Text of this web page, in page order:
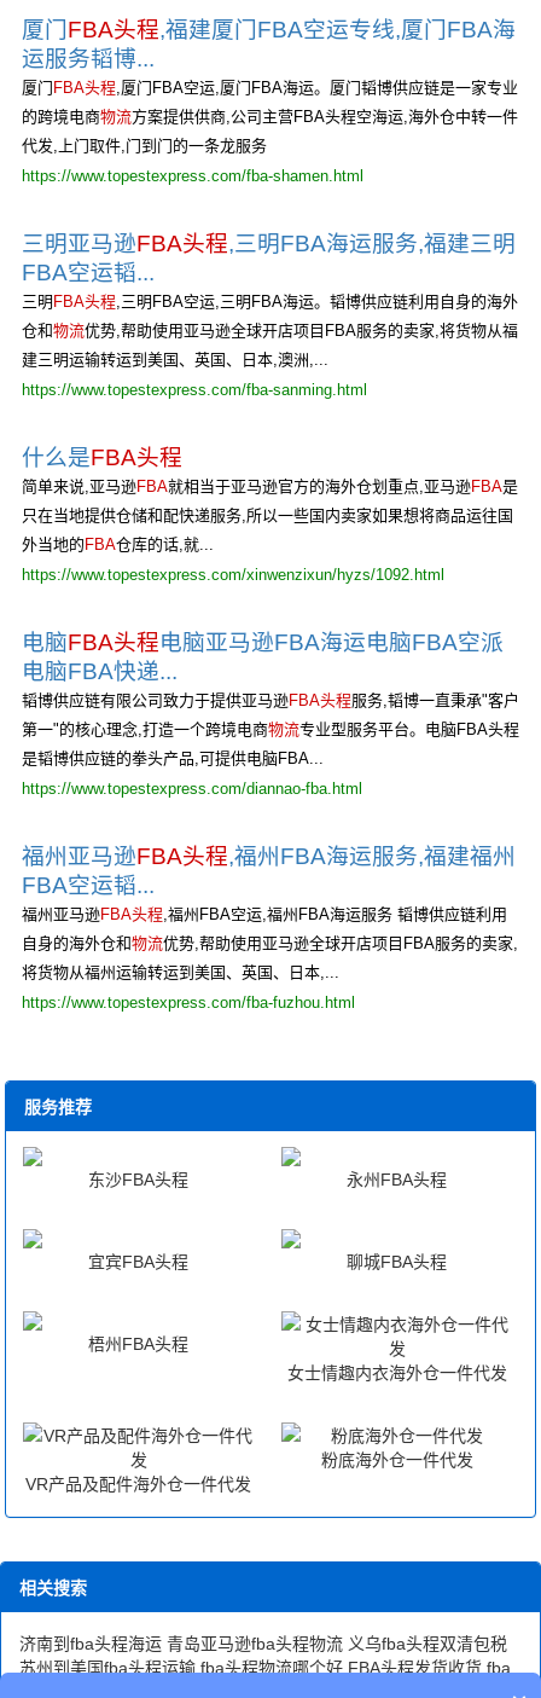
厦门FBA头程,福建厦门FBA空运专线,厦门FBA海
运服务韬博...
厦门 FBA头程,厦门FBA空运,厦门FBA海运。厦门韬博供应链是一家专业
的跨境电商物流方案提供供商,公司主营FBA头程空海运,海外仓中转一件
代发,上门取件,门到门的一条龙服务
https://www.topestexpress.com/fba-shamen.html
三明亚马逊FBA头程,三明FBA海运服务,福建三明
FBA空运韬...
三明 FBA头程,三明FBA空运,三明FBA海运。韬博供应链利用自身的海外
仓和物流优势,帮助使用亚马逊全球开店项目FBA服务的卖家,将货物从福
建三明运输转运到美国、英国、日本,澳洲,...
https://www.topestexpress.com/fba-sanming.html
什么是FBA头程
简单来说,亚马逊FBA就相当于亚马逊官方的海外仓划重点,亚马逊FBA是
只在当地提供仓储和配快递服务,所以一些国内卖家如果想将商品运往国
外当地的 FBA仓库的话,就...
https://www.topestexpress.com/xinwenzixun/hyzs/1092.html
电脑FBA头程电脑亚马逊FBA海运电脑FBA空派
电脑FBA快递...
韬博供应链有限公司致力于提供亚马逊FBA头程服务,韬博一直秉承"客户
第一"的核心理念,打造一个跨境电商物流专业型服务平台。电脑FBA头程
是韬博供应链的拳头产品,可提供电脑FBA...
https://www.topestexpress.com/diannao-fba.html
福州亚马逊FBA头程,福州FBA海运服务,福建福州
FBA空运韬...
福州亚马逊FBA头程,福州FBA空运,福州FBA海运服务 韬博供应链利用
自身的海外仓和物流优势,帮助使用亚马逊全球开店项目FBA服务的卖家,
将货物从福州运输转运到美国、英国、日本,...
https://www.topestexpress.com/fba-fuzhou.html
服务推荐
东沙FBA头程 永州FBA头程
宜宾FBA头程 聊城FBA头程
梧州FBA头程
女士情趣内衣海外仓一件代发
VR产品及配件海外仓一件代发
粉底海外仓一件代发
相关搜索
济南到fba头程海运 青岛亚马逊fba头程物流 义乌fba头程双清包税
苏州到美国fba头程运输 fba头程物流哪个好 FBA头程发货收货 fba
青岛fba头程物